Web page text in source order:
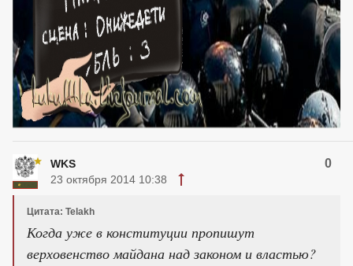
WKS 0
23 октября 2014 10:38
Цитата: Telakh
Когда уже в конституции пропишут
верховенство майдана над законом и властью?